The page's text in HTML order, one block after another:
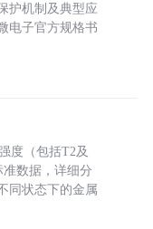
护机制及典型应
电子官方规格书
度（包括T2及
准数据，详细分
同状态下的金属